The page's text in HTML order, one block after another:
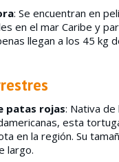
: Se encuentran en
en el mar Caribe y
llegan a los 45 kg
patas rojas: Nativa
esta
en la región. Su
largo.